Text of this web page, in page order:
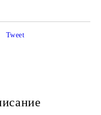
Tweet